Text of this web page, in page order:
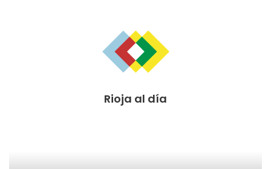
hizo enorme… tan enorme, TAN ENORME como para que
Matheu se plantara solo delante de Natxo Zabal y estuviera
a punto de hacer el tercero.
Pero el CD Calahorra se repuso sin dejar, ni por un
Rioja al día